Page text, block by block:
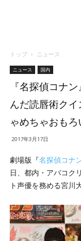
トップ ニュース
ニュース 国内
『名探偵コナ
んだ読唇術ク
ゃめちゃおもろ
2017年3月17日
劇場版『名探偵コナ
日、都内・アバコク
ト声優を務める宮川